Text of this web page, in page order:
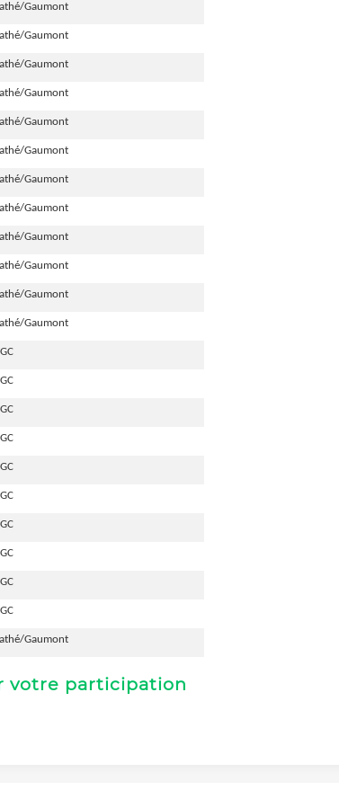
Gaumont
Gaumont
Gaumont
Gaumont
Gaumont
Gaumont
Gaumont
Gaumont
Gaumont
Gaumont
Gaumont
Gaumont
Gaumont
votre participation